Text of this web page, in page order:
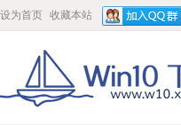
设为首页 收藏本站